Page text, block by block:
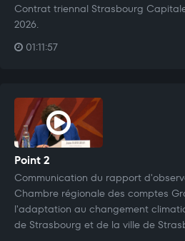
Contrat triennal Strasbourg
2026.
01:11:57
Point 2
Communication du rapport
Chambre régionale des comptes
l'adaptation au changement
de Strasbourg et de la ville de